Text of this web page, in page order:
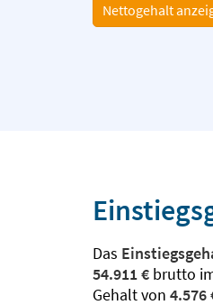
Nettogehalt
Das
54.911 € brutto
Gehalt von 4.576